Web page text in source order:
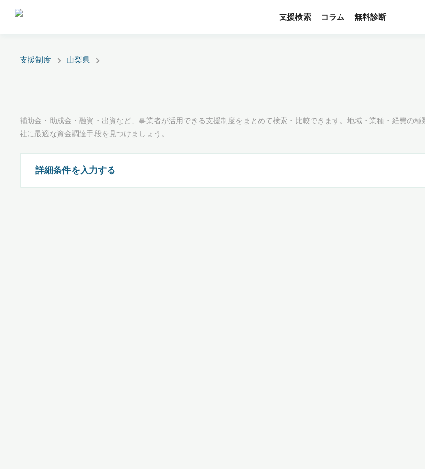
支援検索 コラム 無料診断
支援制度 山梨県
補助金・助成金・融資・出資など、事業者が活用できる支援制度をまとめて検索・比較できます。地域・業種・経費の種
社に最適な資金調達手段を見つけましょう。
詳細条件を入力する